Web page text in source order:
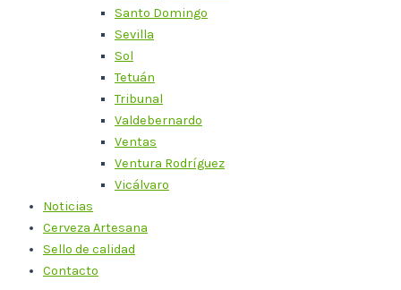
Santo Domingo
Sevilla
Sol
Tetuán
Tribunal
Valdebernardo
Ventas
Ventura Rodríguez
Vicálvaro
Noticias
Cerveza Artesana
Sello de calidad
Contacto